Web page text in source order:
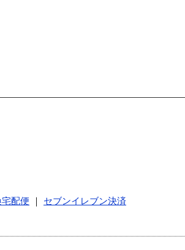
配便
セブンイレブン決済